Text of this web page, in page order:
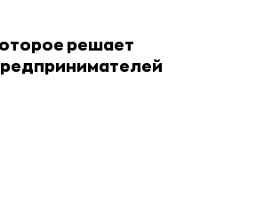
решает